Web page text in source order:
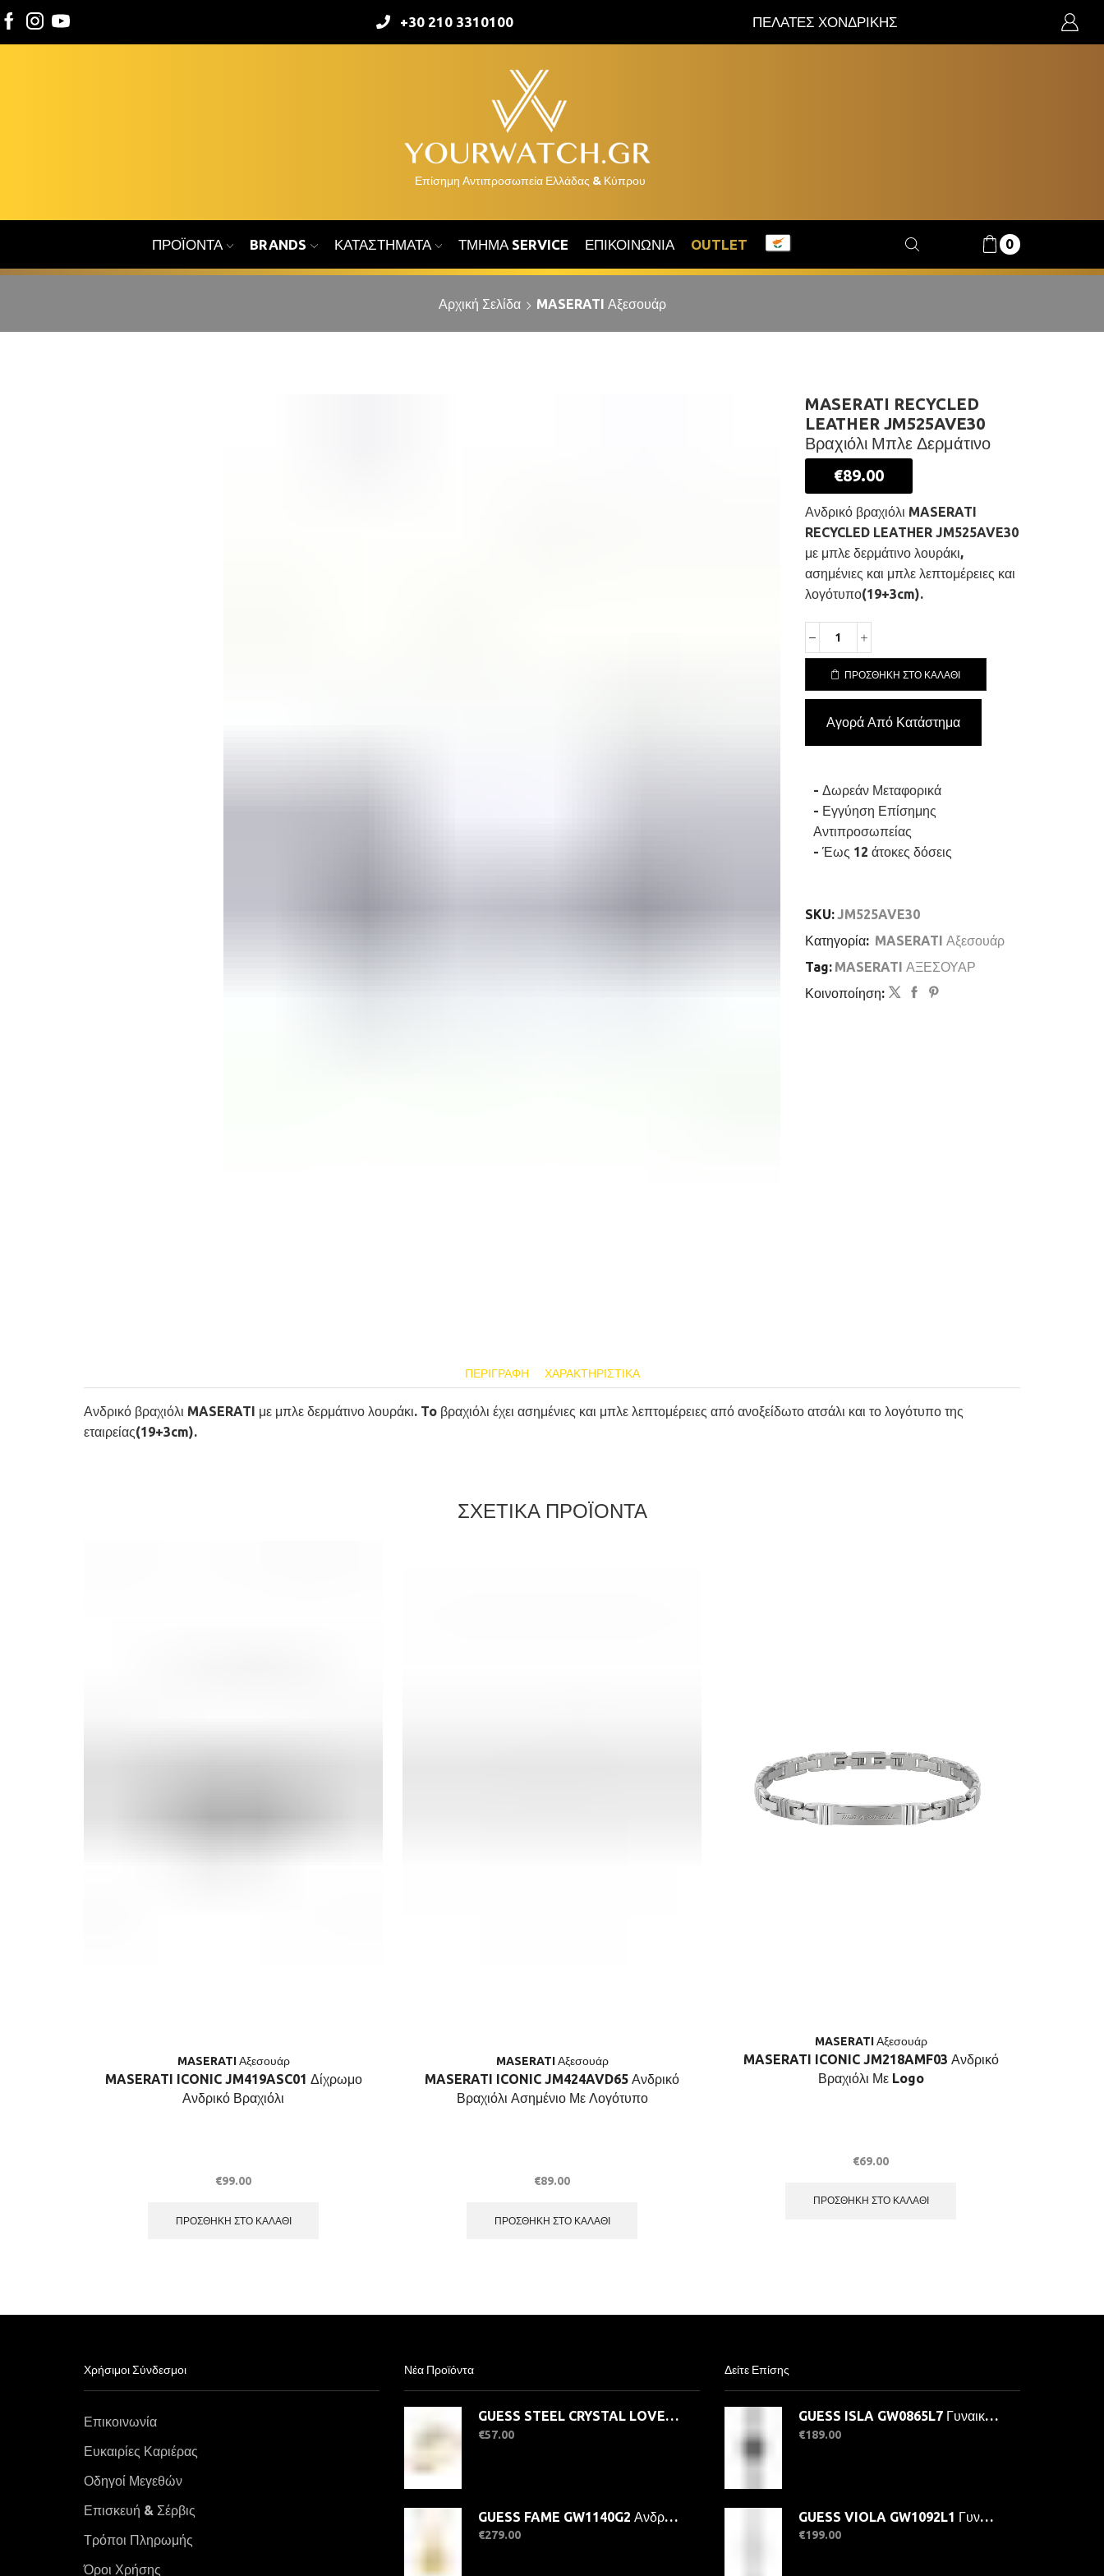
+30 210 3310100 ΠΕΛΑΤΕΣ ΧΟΝΔΡΙΚΗΣ
ΠΡΟΪΌΝΤΑ BRANDS ΚΑΤΑΣΤΉΜΑΤΑ ΤΜΉΜΑ SERVICE ΕΠΙΚΟΙΝΩΝΊΑ OUTLET 0
Αρχική Σελίδα MASERATI Αξεσουάρ
MASERATI RECYCLED
LEATHER JM525AVE30
Βραχιόλι Μπλε Δερμάτινο
€89.00
Ανδρικό βραχιόλι MASERATI
RECYCLED LEATHER JM525AVE30
με μπλε δερμάτινο λουράκι,
ασημένιες και μπλε λεπτομέρειες και
λογότυπο(19+3cm).
MASERATI
RECYCLED
LEATHER
JM525AVE30
Μπλε
ΠΡΟΣΘΉΚΗ ΣΤΟ ΚΑΛΆΘΙ
Αγορά Από Κατάστημα
- Δωρεάν Μεταφορικά
- Εγγύηση Επίσημης
Αντιπροσωπείας
- Έως 12 άτοκες δόσεις
SKU: JM525AVE30
Κατηγορία: MASERATI Αξεσουάρ
Tag: MASERATI ΑΞΕΣΟΥΑΡ
Κοινοποίηση:
ΠΕΡΙΓΡΑΦΉ ΧΑΡΑΚΤΗΡΙΣΤΙΚΆ
Ανδρικό βραχιόλι MASERATI με μπλε δερμάτινο λουράκι. To βραχιόλι έχει ασημένιες και μπλε λεπτομέρειες από ανοξείδωτο ατσάλι και το λογότυπο της
εταιρείας(19+3cm).
ΣΧΕΤΙΚΑ ΠΡΟΪΟΝΤΑ
MASERATI Αξεσουάρ
MASERATI ICONIC JM419ASC01 Δίχρωμο
Ανδρικό Βραχιόλι
€99.00
ΠΡΟΣΘΉΚΗ ΣΤΟ ΚΑΛΆΘΙ
MASERATI Αξεσουάρ
MASERATI ICONIC JM424AVD65 Ανδρικό
Βραχιόλι Ασημένιο Με Λογότυπο
€89.00
ΠΡΟΣΘΉΚΗ ΣΤΟ ΚΑΛΆΘΙ
MASERATI Αξεσουάρ
MASERATI ICONIC JM218AMF03 Ανδρικό
Βραχιόλι Με Logo
€69.00
ΠΡΟΣΘΉΚΗ ΣΤΟ ΚΑΛΆΘΙ
Χρήσιμοι Σύνδεσμοι
Επικοινωνία
Ευκαιρίες Καριέρας
Οδηγοί Μεγεθών
Επισκευή & Σέρβις
Τρόποι Πληρωμής
Όροι Χρήσης
Νέα Προϊόντα
GUESS STEEL CRYSTAL LOVE JUBR06363JWYG-No.56 Δαχτυλίδι Χρυσό Με Καρδιά
€57.00
GUESS FAME GW1140G2 Ανδρικό Ρολόι Quatrz Ακριβείας
€279.00
Δείτε Επίσης
GUESS ISLA GW0865L7 Γυναικείο Ρολόι Quartz Ακριβείας
€189.00
GUESS VIOLA GW1092L1 Γυναικείο Ρολόι Quartz Ακριβείας
€199.00